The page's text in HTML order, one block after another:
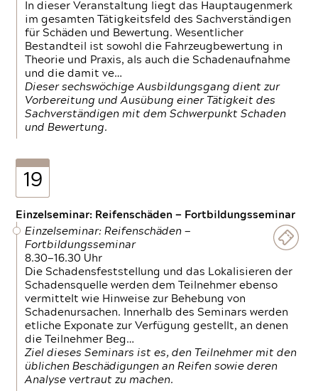
In dieser Veranstaltung liegt das Hauptaugenmerk
im gesamten Tätigkeitsfeld des Sachverständigen
für Schäden und Bewertung. Wesentlicher
Bestandteil ist sowohl die Fahrzeugbewertung in
Theorie und Praxis, als auch die Schadenaufnahme
und die damit ve…
Dieser sechswöchige Ausbildungsgang dient zur
Vorbereitung und Ausübung einer Tätigkeit des
Sachverständigen mit dem Schwerpunkt Schaden
und Bewertung.
19
Einzelseminar: Reifenschäden — Fortbildungsseminar
Einzelseminar: Reifenschäden —
Fortbildungsseminar
8.30—16.30 Uhr
Die Schadensfeststellung und das Lokalisieren der
Schadensquelle werden dem Teilnehmer ebenso
vermittelt wie Hinweise zur Behebung von
Schadenursachen. Innerhalb des Seminars werden
etliche Exponate zur Verfügung gestellt, an denen
die Teilnehmer Beg…
Ziel dieses Seminars ist es, den Teilnehmer mit den
üblichen Beschädigungen an Reifen sowie deren
Analyse vertraut zu machen.